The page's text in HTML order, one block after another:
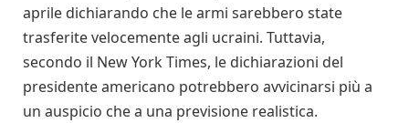
aprile dichiarando che le armi sarebbero state
trasferite velocemente agli ucraini. Tuttavia,
secondo il New York Times, le dichiarazioni del
presidente americano potrebbero avvicinarsi più a
un auspicio che a una previsione realistica.